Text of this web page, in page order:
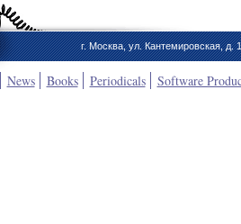
г. Москва, ул. Кантемировская, д.
News Books Periodicals Software